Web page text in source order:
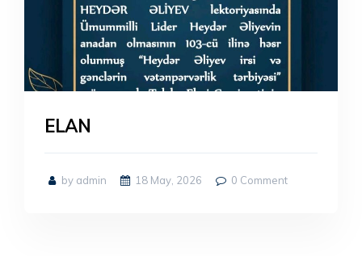
ELAN
by admin 18 May, 2026 0 Comment